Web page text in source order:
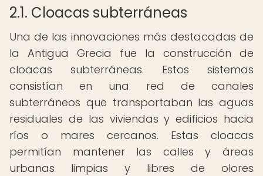
2.1. Cloacas subterráneas
Una de las innovaciones más destacadas de
la Antigua Grecia fue la construcción de
cloacas subterráneas. Estos sistemas
consistían en una red de canales
subterráneos que transportaban las aguas
residuales de las viviendas y edificios hacia
ríos o mares cercanos. Estas cloacas
permitían mantener las calles y áreas
urbanas limpias y libres de olores